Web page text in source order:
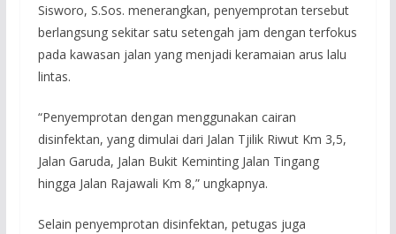
Sisworo, S.Sos. menerangkan, penyemprotan tersebut
berlangsung sekitar satu setengah jam dengan terfokus
pada kawasan jalan yang menjadi keramaian arus lalu
lintas.
“Penyemprotan dengan menggunakan cairan
disinfektan, yang dimulai dari Jalan Tjilik Riwut Km 3,5,
Jalan Garuda, Jalan Bukit Keminting Jalan Tingang
hingga Jalan Rajawali Km 8,” ungkapnya.
Selain penyemprotan disinfektan, petugas juga